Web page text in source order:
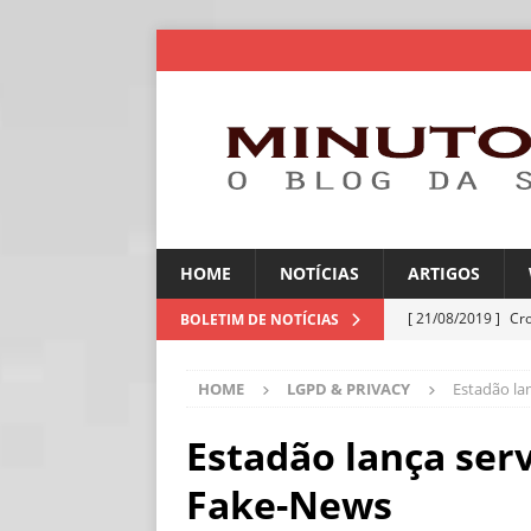
HOME NOTÍCIAS ARTIGOS
BOLETIM DE NOTÍCIAS [ 21/08/2019 ]
[ 06/08/2026 ]
[ 06/08/2026 ]
HOME LGPD & PRIVACY Estadão
Estadão lança
Fake-News